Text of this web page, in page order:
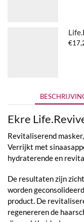
€
Ekre
Revitaliserend
Verrijkt met
hydraterende en
De resultaten zijn
worden
product. De
regenereren de